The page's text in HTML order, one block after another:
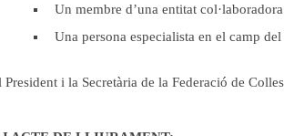
Un membre d’una entitat
Una persona especialista en el camp del
President i la Secretària de la Federació de